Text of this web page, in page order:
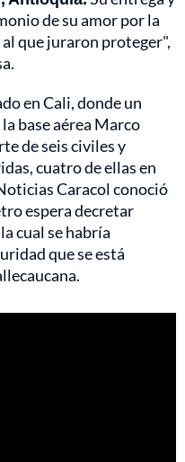
de su amor por la
que juraron proteger",
en Cali, donde un
base aérea Marco
de seis civiles y
cuatro de ellas en
Caracol conoció
espera decretar
cual se habría
que se está